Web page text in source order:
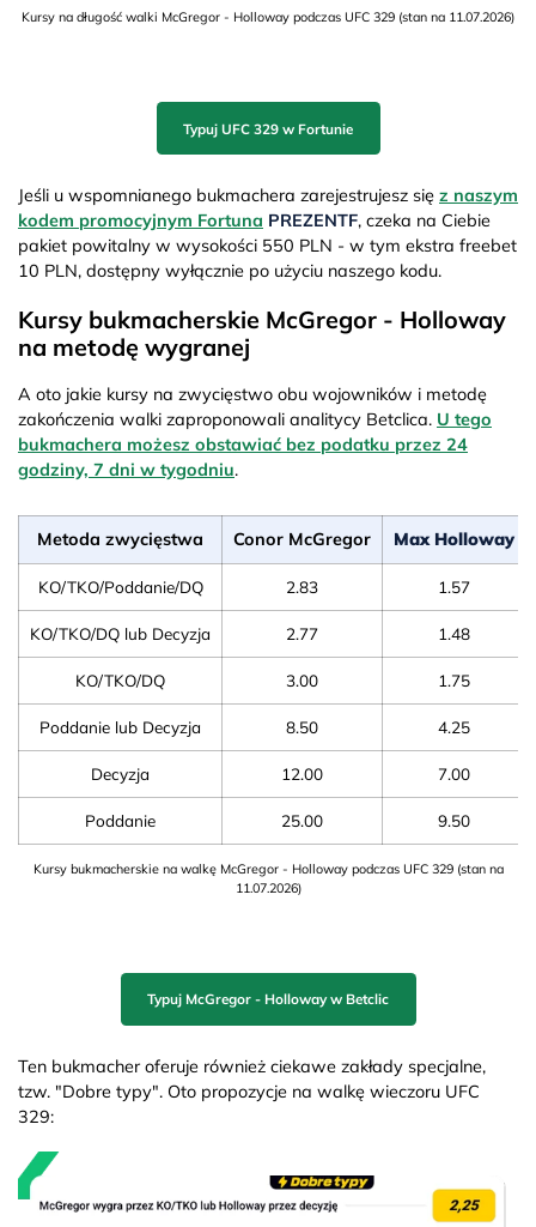
Kursy na długość walki McGregor - Holloway podczas UFC 329 (stan na 11.07.2026)
Typuj UFC 329 w Fortunie
Jeśli u wspomnianego bukmachera zarejestrujesz się z naszym
kodem promocyjnym Fortuna PREZENTF, czeka na Ciebie
pakiet powitalny w wysokości 550 PLN - w tym ekstra freebet
10 PLN, dostępny wyłącznie po użyciu naszego kodu.
Kursy bukmacherskie McGregor - Holloway
na metodę wygranej
A oto jakie kursy na zwycięstwo obu wojowników i metodę
zakończenia walki zaproponowali analitycy Betclica. U tego
bukmachera możesz obstawiać bez podatku przez 24
godziny, 7 dni w tygodniu.
Metoda zwycięstwa Conor McGregor Max Holloway
KO/TKO/Poddanie/DQ 2.83 1.57
KO/TKO/DQ lub Decyzja 2.77 1.48
KO/TKO/DQ 3.00 1.75
Poddanie lub Decyzja 8.50 4.25
Decyzja 12.00 7.00
Poddanie 25.00 9.50
Kursy bukmacherskie na walkę McGregor - Holloway podczas UFC 329 (stan na
11.07.2026)
Typuj McGregor - Holloway w Betclic
Ten bukmacher oferuje również ciekawe zakłady specjalne,
tzw. "Dobre typy". Oto propozycje na walkę wieczoru UFC
329: